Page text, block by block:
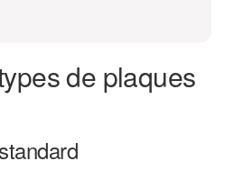
de plaques